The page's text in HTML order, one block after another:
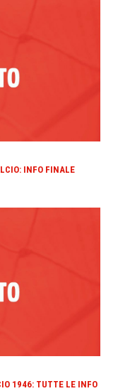
INFO FINALE
1946: TUTTE LE INFO